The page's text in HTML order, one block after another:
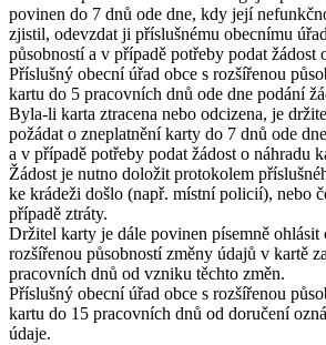
povinen do 7 dnů ode dne, kdy její
zjistil, odevzdat ji příslušnému obecnímu
působností a v případě potřeby podat žádost
Příslušný obecní úřad obce s rozšířenou
kartu do 5 pracovních dnů ode dne podání
Byla-li karta ztracena nebo odcizena, je
požádat o zneplatnění karty do 7 dnů ode
a v případě potřeby podat žádost o náhradu
Žádost je nutno doložit protokolem
ke krádeži došlo (např. místní policií), nebo
případě ztráty.
Držitel karty je dále povinen písemně ohlásit
rozšířenou působností změny údajů v kartě
pracovních dnů od vzniku těchto změn.
Příslušný obecní úřad obce s rozšířenou
kartu do 15 pracovních dnů od doručení
údaje.